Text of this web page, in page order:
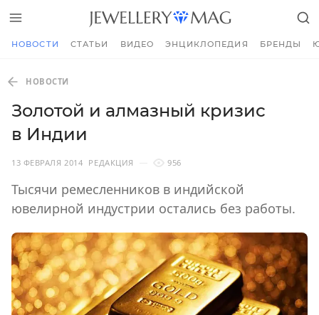
НОВОСТИ СТАТЬИ ВИДЕО ЭНЦИКЛОПЕДИЯ БРЕНДЫ
НОВОСТИ
Золотой и алмазный кризис
в Индии
13 ФЕВРАЛЯ 2014 РЕДАКЦИЯ 956
Тысячи ремесленников в индийской
ювелирной индустрии остались без работы.